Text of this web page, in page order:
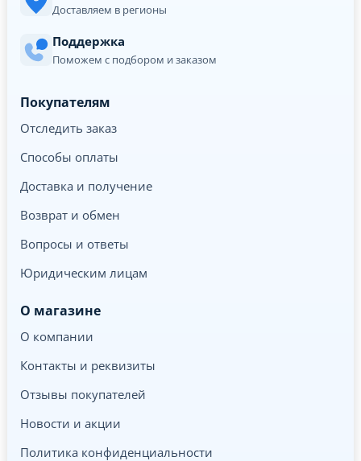
Доставляем в регионы
Поддержка
Поможем с подбором и заказом
Покупателям
Отследить заказ
Способы оплаты
Доставка и получение
Возврат и обмен
Вопросы и ответы
Юридическим лицам
О магазине
О компании
Контакты и реквизиты
Отзывы покупателей
Новости и акции
Политика конфиденциальности